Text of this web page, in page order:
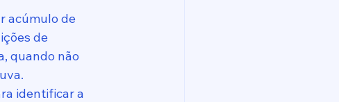
acúmulo de
de
quando não
identificar a